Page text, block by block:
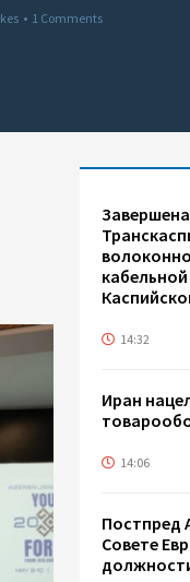
• 1 Comments
14:32
Иран
14:06
Постпред
Совете